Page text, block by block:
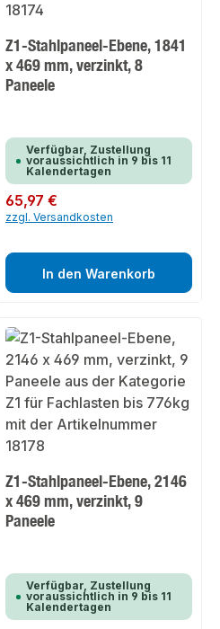
Z1-Stahlpaneel-Ebene, 1841
x 469 mm, verzinkt, 8
Paneele
Verfügbar, Zustellung
voraussichtlich in 9 bis 11
Kalendertagen
Regulärer Preis:
65,97 €
zzgl. Versandkosten
In den Warenkorb
Z1-Stahlpaneel-Ebene, 2146
x 469 mm, verzinkt, 9
Paneele
Verfügbar, Zustellung
voraussichtlich in 9 bis 11
Kalendertagen